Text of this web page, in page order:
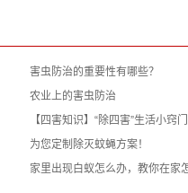
害虫防治的重要性有哪些？
农业上的害虫防治
【四害知识】“除四害”生活小窍
为您定制除灭蚊蝇方案！
家里出现白蚁怎么办，教你在家